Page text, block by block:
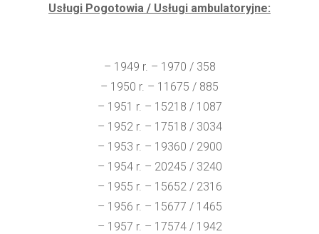
Usługi Pogotowia / Usługi ambulatoryjne:
– 1949 r. – 1970 / 358
– 1950 r. – 11675 / 885
– 1951 r. – 15218 / 1087
– 1952 r. – 17518 / 3034
– 1953 r. – 19360 / 2900
– 1954 r. – 20245 / 3240
– 1955 r. – 15652 / 2316
– 1956 r. – 15677 / 1465
– 1957 r. – 17574 / 1942